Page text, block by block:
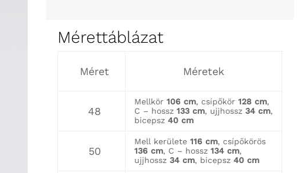
Mérettáblázat
Méret Méretek
48
Mellkör 106 cm, csípőkör 128 cm,
C – hossz 133 cm, ujjhossz 34 cm,
bicepsz 40 cm
50
Mell kerülete 116 cm, csípőkörös
136 cm, C – hossz 134 cm,
ujjhossz 34 cm, bicepsz 40 cm